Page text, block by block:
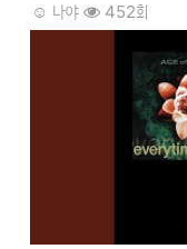
☺️ 나야 452회